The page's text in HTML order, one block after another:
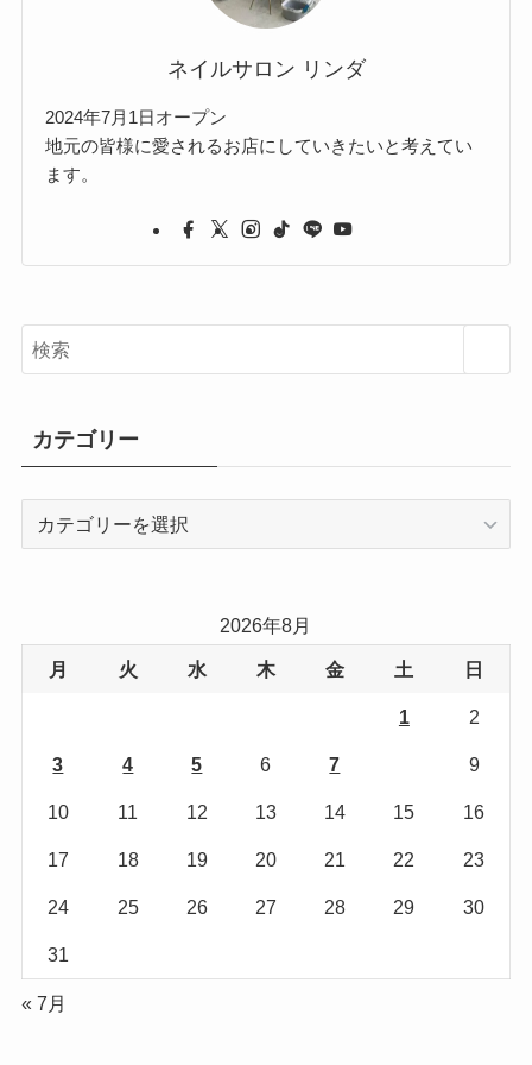
ネイルサロン リンダ
2024年7月1日オープン
地元の皆様に愛されるお店にしていきたいと考えてい
ます。
カテゴリー
2026年8月
月 火 水 木 金 土 日
1 2
3 4 5 6 7 9
10 11 12 13 14 15 16
17 18 19 20 21 22 23
24 25 26 27 28 29 30
31
« 7月